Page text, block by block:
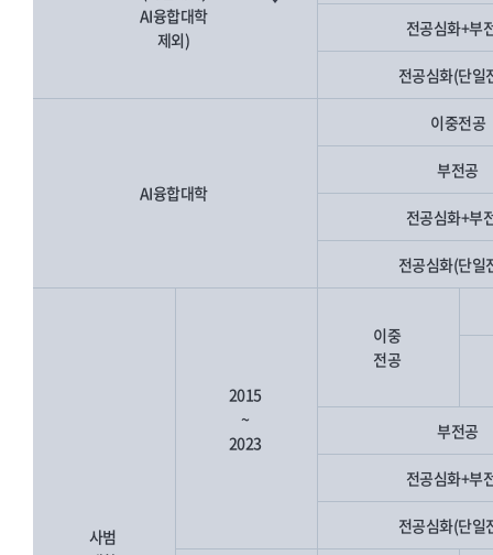
AI융합대학
제외)
전공심화+부
전공심화(단일
AI융합대학
이중전공
부전공
전공심화+부
전공심화(단일
사범
2015
~
2023
이중
전공
부전공
전공심화+부
전공심화(단일